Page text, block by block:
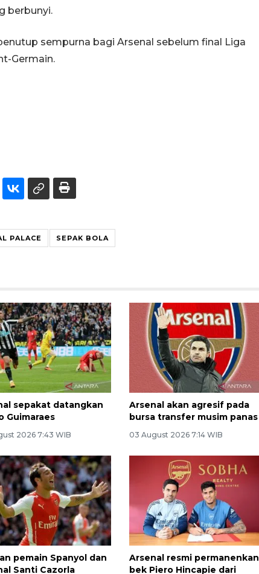
berbunyi.
sempurna bagi Arsenal sebelum final Liga
Germain.
PALACE SEPAK BOLA
sepakat datangkan
Guimaraes
2026 7:43 WIB
Arsenal akan agresif pada
bursa transfer musim panas
03 August 2026 7:14 WIB
pemain Spanyol dan
Santi Cazorla
Arsenal resmi permanenkan
bek Piero Hincapie dari